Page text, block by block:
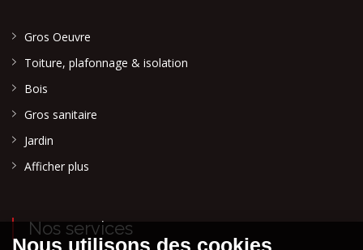
Gros Oeuvre
Toiture, plafonnage & isolation
Bois
Gros sanitaire
Jardin
Afficher plus
Nos services